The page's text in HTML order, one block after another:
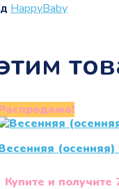
HappyBaby
Купите и получите